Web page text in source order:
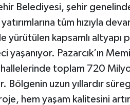
Belediyesi, şehir
tüm hızıyla
yürütülen kapsamlı altyapı
yaşanıyor. Pazarcık’ın
toplam 720
Bölgenin uzun yıllardır
hem yaşam kalitesini